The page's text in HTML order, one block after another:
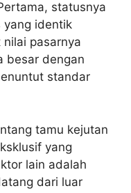
statusnya
yang identik
pasarnya
besar dengan
standar
tamu kejutan
yang
lain adalah
dari luar